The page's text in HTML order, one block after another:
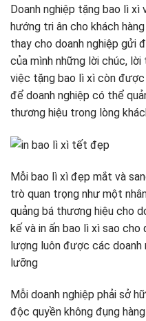
Doanh nghiệp tặng bao lì
hướng tri ân cho khách
thay cho doanh nghiệp gửi
của mình những lời chúc,
việc tặng bao lì xì còn
để doanh nghiệp có thể
thương hiệu trong lòng
Mỗi bao lì xì đẹp mắt và
trò quan trọng như một
quảng bá thương hiệu cho
kế và in ấn bao lì xì sao
lượng luôn được các
lưỡng
Mỗi doanh nghiệp phải sở
độc quyền không đụng